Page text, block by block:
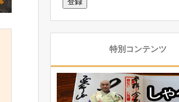
特別コンテンツ